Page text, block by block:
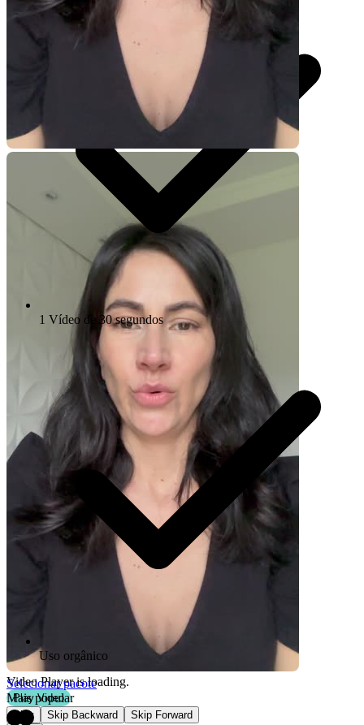
Video Player is loading.
Play Video
Play
Skip Backward
Skip Forward
1 Vídeo de 30 segundos
Uso orgânico
Selecionar pacote
Mais popular